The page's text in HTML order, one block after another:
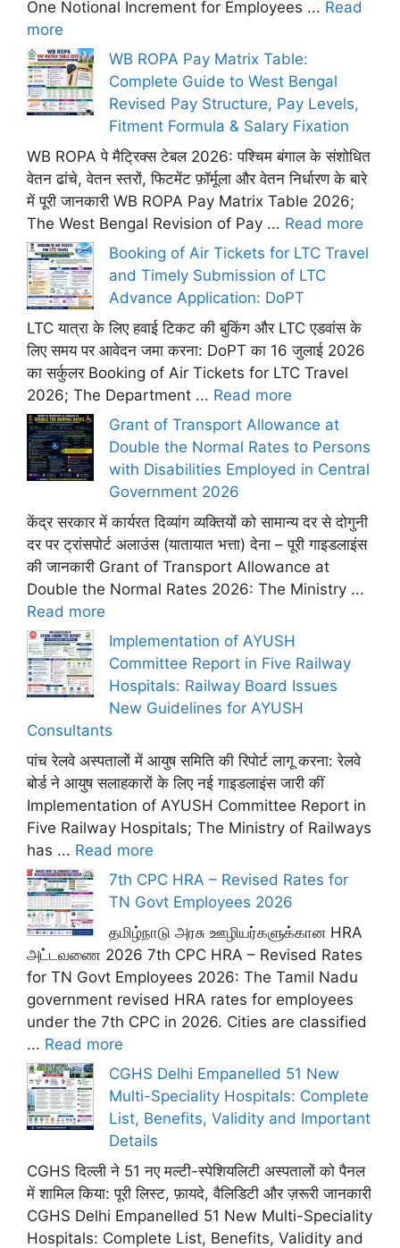
One Notional Increment for Employees ... Read
more
WB ROPA Pay Matrix Table:
Complete Guide to West Bengal
Revised Pay Structure, Pay Levels,
Fitment Formula & Salary Fixation
WB ROPA पे मैट्रिक्स टेबल 2026: पश्चिम बंगाल के संशोधित
वेतन ढांचे, वेतन स्तरों, फिटमेंट फ़ॉर्मूला और वेतन निर्धारण के बारे
में पूरी जानकारी WB ROPA Pay Matrix Table 2026;
The West Bengal Revision of Pay ... Read more
Booking of Air Tickets for LTC Travel
and Timely Submission of LTC
Advance Application: DoPT
LTC यात्रा के लिए हवाई टिकट की बुकिंग और LTC एडवांस के
लिए समय पर आवेदन जमा करना: DoPT का 16 जुलाई 2026
का सर्कुलर Booking of Air Tickets for LTC Travel
2026; The Department ... Read more
Grant of Transport Allowance at
Double the Normal Rates to Persons
with Disabilities Employed in Central
Government 2026
केंद्र सरकार में कार्यरत दिव्यांग व्यक्तियों को सामान्य दर से दोगुनी
दर पर ट्रांसपोर्ट अलाउंस (यातायात भत्ता) देना – पूरी गाइडलाइंस
की जानकारी Grant of Transport Allowance at
Double the Normal Rates 2026: The Ministry ...
Read more
Implementation of AYUSH
Committee Report in Five Railway
Hospitals: Railway Board Issues
New Guidelines for AYUSH
Consultants
पांच रेलवे अस्पतालों में आयुष समिति की रिपोर्ट लागू करना: रेलवे
बोर्ड ने आयुष सलाहकारों के लिए नई गाइडलाइंस जारी कीं
Implementation of AYUSH Committee Report in
Five Railway Hospitals; The Ministry of Railways
has ... Read more
7th CPC HRA – Revised Rates for
TN Govt Employees 2026
தமிழ்நாடு அரசு ஊழியர்களுக்கான HRA
அட்டவணை 2026 7th CPC HRA – Revised Rates
for TN Govt Employees 2026: The Tamil Nadu
government revised HRA rates for employees
under the 7th CPC in 2026. Cities are classified
... Read more
CGHS Delhi Empanelled 51 New
Multi-Speciality Hospitals: Complete
List, Benefits, Validity and Important
Details
CGHS दिल्ली ने 51 नए मल्टी-स्पेशियलिटी अस्पतालों को पैनल
में शामिल किया: पूरी लिस्ट, फ़ायदे, वैलिडिटी और ज़रूरी जानकारी
CGHS Delhi Empanelled 51 New Multi-Speciality
Hospitals: Complete List, Benefits, Validity and